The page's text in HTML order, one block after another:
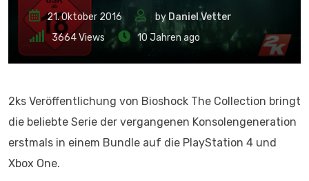
21. Oktober 2016 by Daniel Vetter
3664Views 10 Jahren ago
2ks Veröffentlichung von Bioshock The Collection bringt
die beliebte Serie der vergangenen Konsolengeneration
erstmals in einem Bundle auf die PlayStation 4 und
Xbox One.